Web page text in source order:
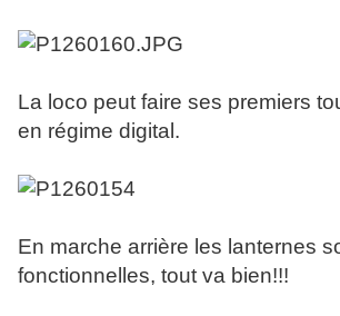
La loco peut faire ses premiers
en régime digital.
En marche arrière les lanternes
fonctionnelles, tout va bien!!!